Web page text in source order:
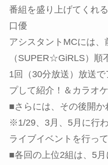
番組を盛り上げてくれ
口優
アシスタントMCには、
（SUPER☆GiRLS）順
1回（30分放送）放送
プして紹介！＆カラオ
■さらには、その後開か
※1/29、3月、5月に行
ライブイベントを行って
■各回の上位2組は、5